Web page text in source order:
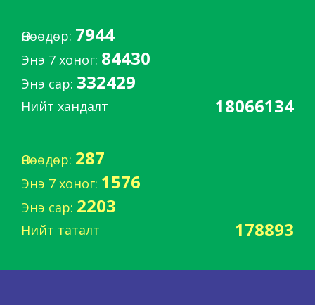
Өнөөдөр: 7944
Энэ 7 хоног: 84430
Энэ сар: 332429
Нийт хандалт 18066134
Өнөөдөр: 287
Энэ 7 хоног: 1576
Энэ сар: 2203
Нийт таталт 178893